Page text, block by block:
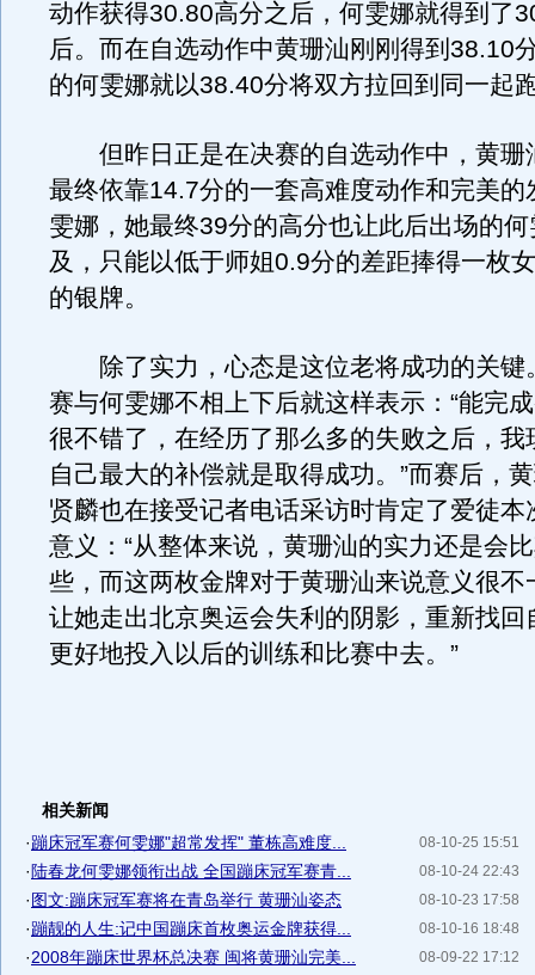
动作获得30.80高分之后，何雯娜就得到了
后。而在自选动作中黄珊汕刚刚得到38.10
的何雯娜就以38.40分将双方拉回到同一起
但昨日正是在决赛的自选动作中，黄珊
最终依靠14.7分的一套高难度动作和完美的
雯娜，她最终39分的高分也让此后出场的
及，只能以低于师姐0.9分的差距捧得一枚
的银牌。
除了实力，心态是这位老将成功的关键
赛与何雯娜不相上下后就这样表示：“能完
很不错了，在经历了那么多的失败之后，我
自己最大的补偿就是取得成功。”而赛后，
贤麟也在接受记者电话采访时肯定了爱徒本
意义：“从整体来说，黄珊汕的实力还是会
些，而这两枚金牌对于黄珊汕来说意义很不
让她走出北京奥运会失利的阴影，重新找回
更好地投入以后的训练和比赛中去。”
相关新闻
08-10-25 15:51
·蹦床冠军赛何雯娜"超常发挥" 董栋高难度...
08-10-24 22:43
· 陆春龙何雯娜领衔出战 全国蹦床冠军赛青...
08-10-23 17:58
·图文:蹦床冠军赛将在青岛举行 黄珊汕姿态
08-10-16 18:48
·蹦靓的人生:记中国蹦床首枚奥运金牌获得...
08-09-22 17:12
·2008年蹦床世界杯总决赛 闽将黄珊汕完美...